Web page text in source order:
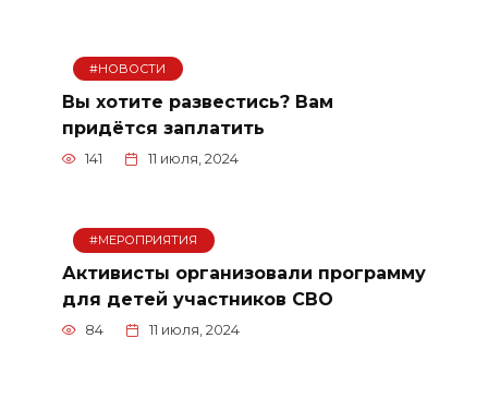
#НОВОСТИ
Вы хотите развестись? Вам
придётся заплатить
141 11 июля, 2024
#МЕРОПРИЯТИЯ
Активисты организовали программу
для детей участников СВО
84 11 июля, 2024